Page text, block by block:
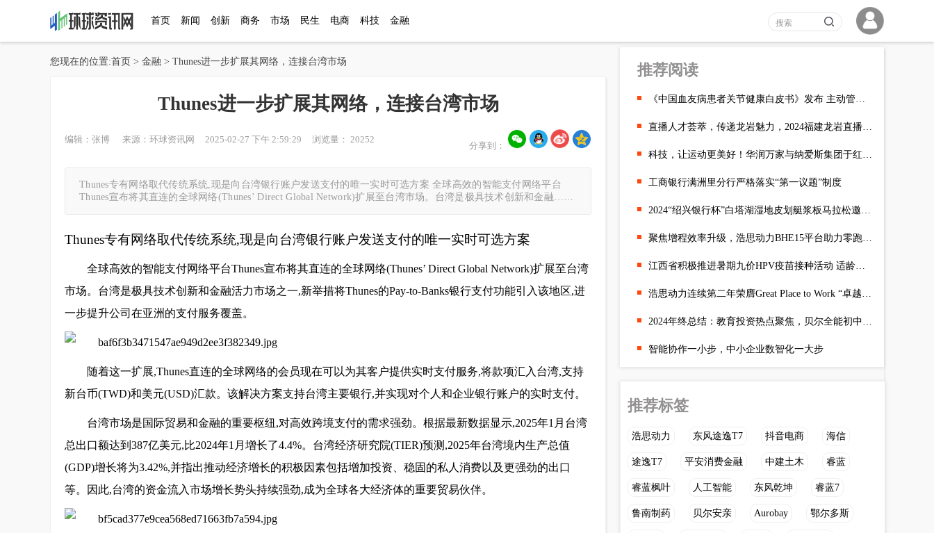
首页 新闻 创新 商务 市场 民生 电商 科技 金融
您现在的位置:首页 > 金融 > Thunes进一步扩展其网络，连接台湾市场
Thunes进一步扩展其网络，连接台湾市场
编辑：张博 来源：环球资讯网 2025-02-27 下午 2:59:29 浏览量： 20252
分享到：
Thunes专有网络取代传统系统,现是向台湾银行账户发送支付的唯一实时可选方案 全球高效的智能支付网络平台
Thunes宣布将其直连的全球网络(Thunes’ Direct Global Network)扩展至台湾市场。台湾是极具技术创新和金融……
Thunes专有网络取代传统系统,现是向台湾银行账户发送支付的唯一实时可选方案
全球高效的智能支付网络平台Thunes宣布将其直连的全球网络(Thunes’ Direct Global Network)扩展至台湾
市场。台湾是极具技术创新和金融活力市场之一,新举措将Thunes的Pay-to-Banks银行支付功能引入该地区,进
一步提升公司在亚洲的支付服务覆盖。
随着这一扩展,Thunes直连的全球网络的会员现在可以为其客户提供实时支付服务,将款项汇入台湾,支持
新台币(TWD)和美元(USD)汇款。该解决方案支持台湾主要银行,并实现对个人和企业银行账户的实时支付。
台湾市场是国际贸易和金融的重要枢纽,对高效跨境支付的需求强劲。根据最新数据显示,2025年1月台湾
总出口额达到387亿美元,比2024年1月增长了4.4%。台湾经济研究院(TIER)预测,2025年台湾境内生产总值
(GDP)增长将为3.42%,并指出推动经济增长的积极因素包括增加投资、稳固的私人消费以及更强劲的出口
等。因此,台湾的资金流入市场增长势头持续强劲,成为全球各大经济体的重要贸易伙伴。
推荐阅读
《中国血友病患者关节健康白皮书》发布 主动管理范式迎致残率拐
直播人才荟萃，传递龙岩魅力，2024福建龙岩直播电商大赛盛大开幕
科技，让运动更美好！华润万家与纳爱斯集团于红谷滩万达开展江西
工商银行满洲里分行严格落实“第一议题”制度
2024“绍兴银行杯”白塔湖湿地皮划艇浆板马拉松邀请赛成功举办
聚焦增程效率升级，浩思动力BHE15平台助力零跑D19上市发布
江西省积极推进暑期九价HPV疫苗接种活动 适龄女性便捷接种更无忧
浩思动力连续第二年荣膺Great Place to Work “卓越职场”认证
2024年终总结：教育投资热点聚焦，贝尔全能初中托管引领市场
智能协作一小步，中小企业数智化一大步
推荐标签
浩思动力 东风途逸T7 抖音电商 海信
途逸T7 平安消费金融 中建土木 睿蓝
睿蓝枫叶 人工智能 东风乾坤 睿蓝7
鲁南制药 贝尔安亲 Aurobay 鄂尔多斯